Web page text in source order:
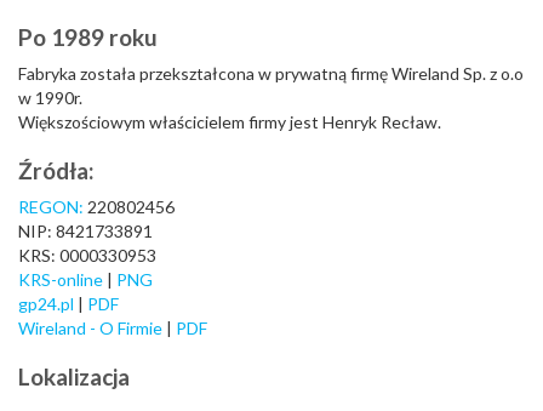
Po 1989 roku
Fabryka została przekształcona w prywatną firmę Wireland Sp. z o.o
w 1990r.
Większościowym właścicielem firmy jest Henryk Recław.
Źródła:
REGON: 220802456
NIP: 8421733891
KRS: 0000330953
KRS-online | PNG
gp24.pl | PDF
Wireland - O Firmie | PDF
Lokalizacja